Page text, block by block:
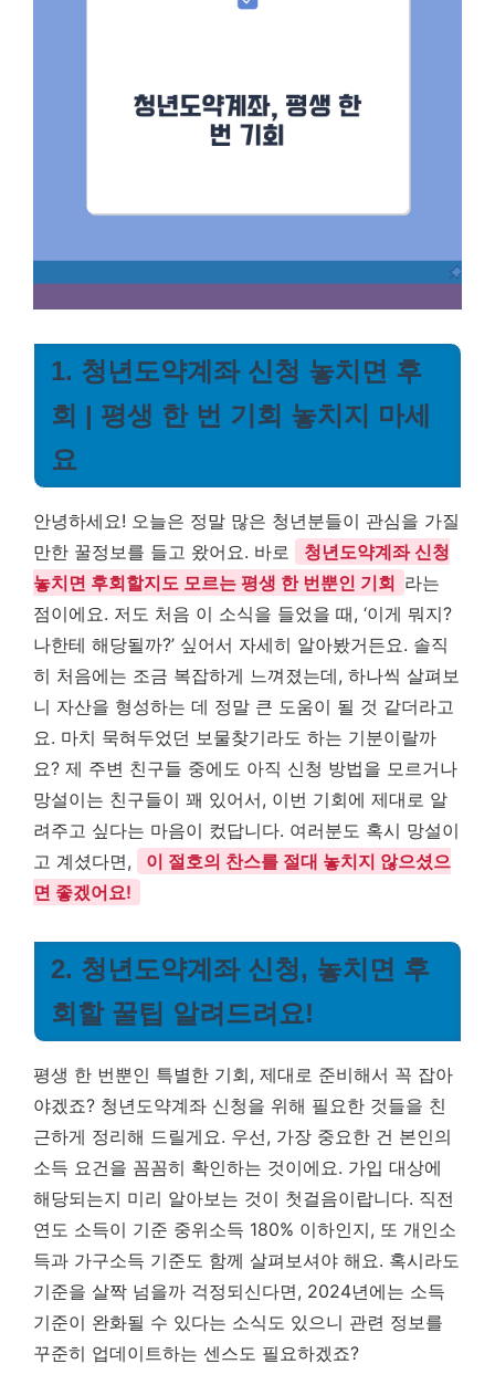
1. 청년도약계좌 신청 놓치면 후
회 | 평생 한 번 기회 놓치지 마세
요
안녕하세요! 오늘은 정말 많은 청년분들이 관심을 가질
만한 꿀정보를 들고 왔어요. 바로
청년도약계좌 신청
놓치면 후회할지도 모르는 평생 한 번뿐인 기회 라는
점이에요. 저도 처음 이 소식을 들었을 때, ‘이게 뭐지?
나한테 해당될까?’ 싶어서 자세히 알아봤거든요. 솔직
히 처음에는 조금 복잡하게 느껴졌는데, 하나씩 살펴보
니 자산을 형성하는 데 정말 큰 도움이 될 것 같더라고
요. 마치 묵혀두었던 보물찾기라도 하는 기분이랄까
요? 제 주변 친구들 중에도 아직 신청 방법을 모르거나
망설이는 친구들이 꽤 있어서, 이번 기회에 제대로 알
려주고 싶다는 마음이 컸답니다. 여러분도 혹시 망설이
고 계셨다면,
이 절호의 찬스를 절대 놓치지 않으셨으
면 좋겠어요!
2. 청년도약계좌 신청, 놓치면 후
회할 꿀팁 알려드려요!
평생 한 번뿐인 특별한 기회, 제대로 준비해서 꼭 잡아
야겠죠? 청년도약계좌 신청을 위해 필요한 것들을 친
근하게 정리해 드릴게요. 우선, 가장 중요한 건 본인의
소득 요건을 꼼꼼히 확인하는 것이에요. 가입 대상에
해당되는지 미리 알아보는 것이 첫걸음이랍니다. 직전
연도 소득이 기준 중위소득 180% 이하인지, 또 개인소
득과 가구소득 기준도 함께 살펴보셔야 해요. 혹시라도
기준을 살짝 넘을까 걱정되신다면, 2024년에는 소득
기준이 완화될 수 있다는 소식도 있으니 관련 정보를
꾸준히 업데이트하는 센스도 필요하겠죠?